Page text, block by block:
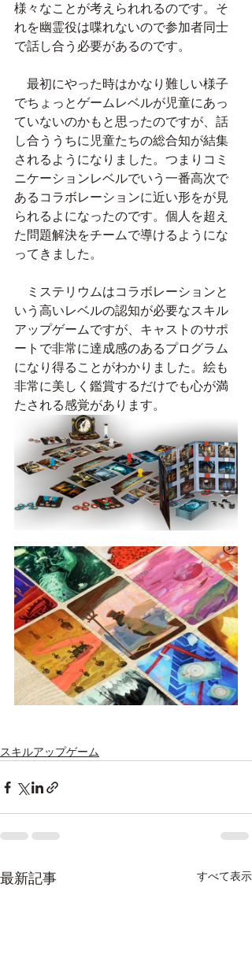
様々なことが考えられれるのです。そ
れを幽霊役は喋れないので参加者同士
で話し合う必要があるのです。
最初にやった時はかなり難しい様子
でちょっとゲームレベルが児童にあっ
ていないのかもと思ったのですが、話
し合ううちに児童たちの総合知が結集
されるようになりました。つまりコミ
ニケーションレベルでいう一番高次で
あるコラボレーションに近い形をが見
られるよになったのです。個人を超え
た問題解決をチームで導けるようにな
ってきました。
ミステリウムはコラボレーションと
いう高いレベルの認知が必要なスキル
アップゲームですが、キャストのサポ
ートで非常に達成感のあるプログラム
になり得ることがわかりました。絵も
非常に美しく鑑賞するだけでも心が満
たされる感覚があります。
スキルアップゲーム
最新記事 すべて表示